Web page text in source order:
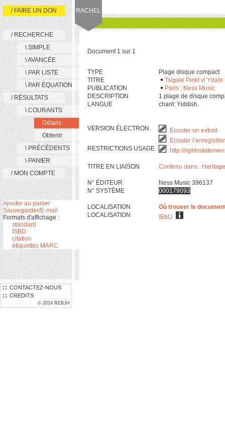
RACHEL
CONTACTEZ-NOUS
CREDITS
© 2014 REBJH
/ FAIRE UN DON
/ RECHERCHE
\ SIMPLE
\ AVANCÉE
\ PAR LISTE
\ PAR ÉQUATION
/ RÉSULTATS
\ COURANTS
Détails
Obtenir
\ PRÉCÉDENTS
\ PANIER
/ MON COMPTE
Ajouter au panier
Sauvegarder/E-mail
Formats d'affichage :
standard
ISBD
citation
étiquettes MARC
Document 1 sur 1
TYPE
Plage disque compact
TITRE
Tsigale Pinkt vi Ydale
PUBLICATION
Paris : Ness Music
DESCRIPTION
‎1 plage de disque
LANGUE
chant: Yiddish.
VERSION ÉLECTRON.
Ecouter un extrait
Ecouter
RESTRICTIONS USAGE
http://
TITRE EN LIAISON Contenu dans :
N° ÉDITEUR
Ness Music 396137
N° SYSTÈME
000179093
LOCALISATION
Où trouver le
LOCALISATION
IEMJ